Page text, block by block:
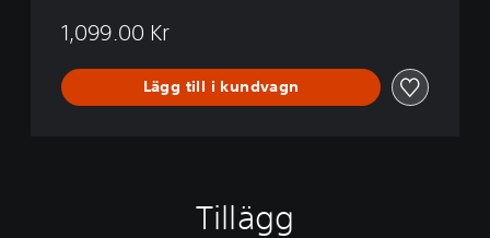
1,099.00 Kr
Lägg till i kundvagn
Tillägg